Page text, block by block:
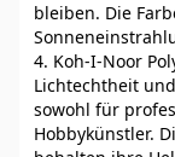
bleiben. Die
4. Koh-I-Noor
Lichtechtheit
sowohl für
Hobbykünstler.